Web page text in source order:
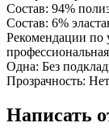
Состав: 94%
Состав: 6%
Рекомендации по
Одна: Без
Прозрачность: Нет
Написать